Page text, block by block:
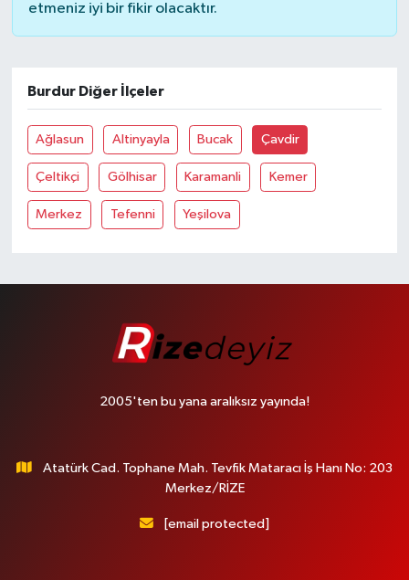
etmeniz iyi bir fikir olacaktır.
Burdur Diğer İlçeler
Ağlasun Altinyayla Bucak Çavdir
Çeltikçi Gölhisar Karamanli Kemer
Merkez Tefenni Yeşilova
2005'ten bu yana aralıksız yayında!
Atatürk Cad. Tophane Mah. Tevfik Mataracı İş Hanı No: 203
Merkez/RİZE
[email protected]